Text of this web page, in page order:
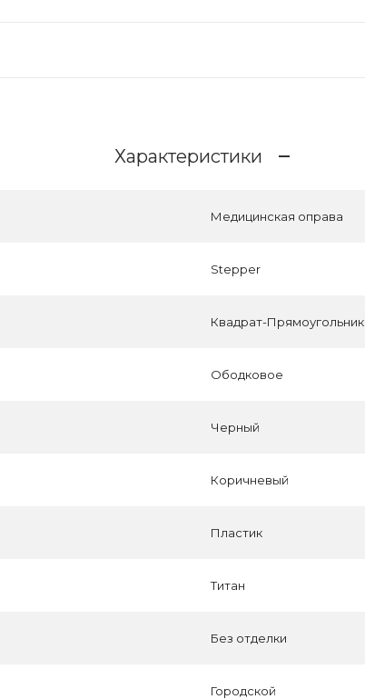
Характеристики
Медицинская оправа
Stepper
Квадрат-Прямоугольник
Ободковое
Черный
Коричневый
Пластик
Титан
Без отделки
Городской